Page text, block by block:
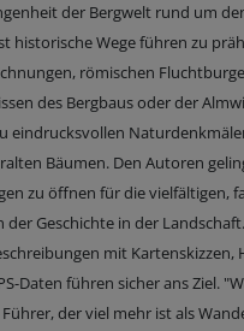
der Bergwelt rund um
historische Wege führen zu
römischen
des Bergbaus oder der
eindrucksvollen
Den Autoren gelingt es dabei, uns
zu öffnen für die vielfältigen,
der Geschichte in der
mit Kartenskizzen,
führen sicher ans Ziel. "Was sich in dem
der viel mehr ist als